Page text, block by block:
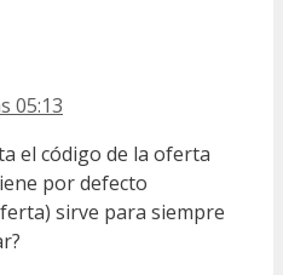
05:13
el código de la oferta
por defecto
sirve para siempre